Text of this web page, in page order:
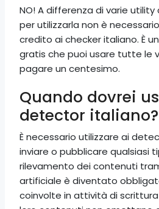
NO! A differenza di varie utility
per utilizzarla non è
credito ai checker italiano. È
gratis che puoi usare tutte le
pagare un centesimo.
Quando dovrei
detector italiano?
È necessario utilizzare ai
inviare o pubblicare qualsiasi
rilevamento dei contenuti
artificiale è diventato
coinvolte in attività di